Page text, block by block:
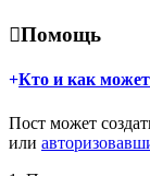
Помощь
Кто и как может
Пост может
или